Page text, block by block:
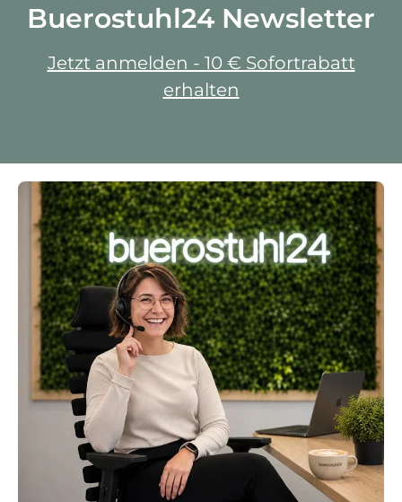
Buerostuhl24 Newsletter
Jetzt anmelden - 10 € Sofortrabatt
erhalten